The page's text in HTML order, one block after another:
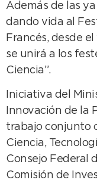
Además de las
dando vida al
Francés, desde
se unirá a los
Ciencia”.
Iniciativa del
Innovación de la
trabajo conjunto
Ciencia,
Consejo Federal
Comisión de